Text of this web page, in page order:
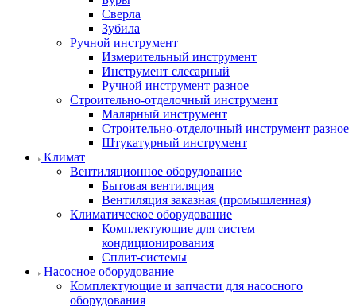
Сверла
Зубила
Ручной инструмент
Измерительный инструмент
Инструмент слесарный
Ручной инструмент разное
Строительно-отделочный инструмент
Малярный инструмент
Строительно-отделочный инструмент разное
Штукатурный инструмент
Климат
Вентиляционное оборудование
Бытовая вентиляция
Вентиляция заказная (промышленная)
Климатическое оборудование
Комплектующие для систем
кондиционирования
Сплит-системы
Насосное оборудование
Комплектующие и запчасти для насосного
оборудования